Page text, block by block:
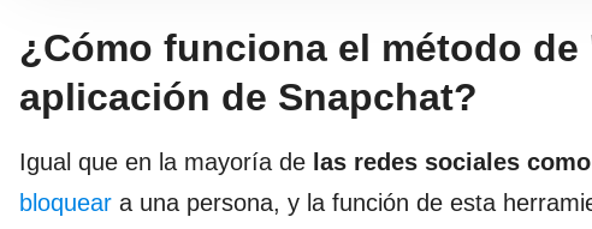
¿Cómo funciona el método
aplicación de Snapchat?
Igual que en la mayoría de las redes sociales
bloquear a una persona, y la función de esta